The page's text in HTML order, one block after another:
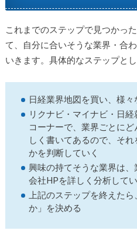
これまでのステップで見つかっ
て、自分に合いそうな業界・合
いきます。具体的なステップとし
日経業界地図を買い、様々
リクナビ・マイナビ・日経
コーナーで、業界ごとに
しく書いてあるので、そ
かを判断していく
興味の持てそうな業界は、
会社HPを詳しく分析してい
上記のステップを終えた
か」を決める